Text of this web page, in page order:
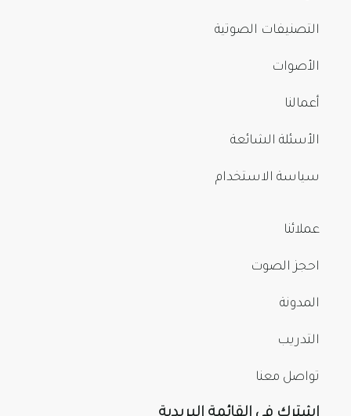
التصنيفات الصوتية
الأصوات
أعمالنا
الأسئلة الشائعة
سياسة الاستخدام
عملائنا
احجز الصوت
المدونة
التدريب
تواصل معنا